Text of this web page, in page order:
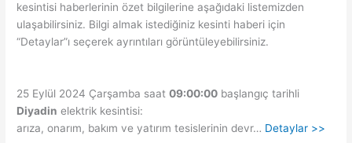
kesintisi haberlerinin özet bilgilerine aşağıdaki listemizden
ulaşabilirsiniz. Bilgi almak istediğiniz kesinti haberi için
“Detaylar”ı seçerek ayrıntıları görüntüleyebilirsiniz.
25 Eylül 2024 Çarşamba saat09:00:00 başlangıç tarihli
Diyadin elektrik kesintisi:
arıza, onarım, bakım ve yatırım tesislerinin devr… Detaylar >>